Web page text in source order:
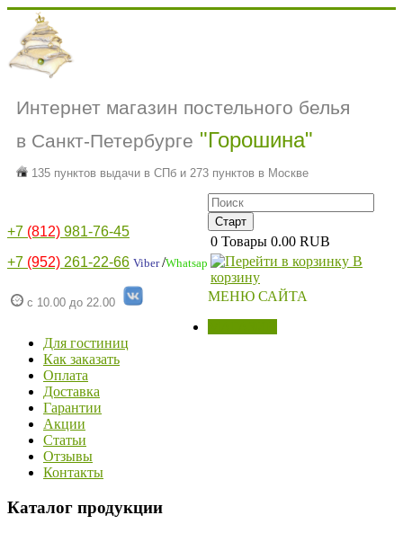
Интернет магазин постельного белья
в Санкт-Петербурге "Горошина"
135 пунктов выдачи в СПб и 273 пунктов в Москве
+7 (812) 981-76-45
+7 (952) 261-22-66 Viber/Whatsap
с 10.00 до 22.00
0 Товары 0.00 RUB
В
корзину
МЕНЮ САЙТА
Для гостиниц
Как заказать
Оплата
Доставка
Гарантии
Акции
Статьи
Отзывы
Контакты
Каталог продукции